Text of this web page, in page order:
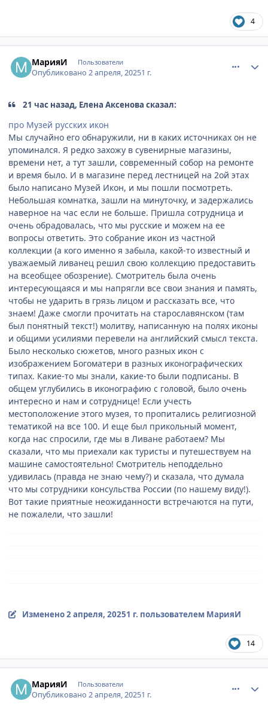
4
МарияИ Пользователи
Опубликовано2 апреля, 20251 г.
21 час назад, Елена Аксенова сказал:
про Музей русских икон
Мы случайно его обнаружили, ни в каких источниках он не
упоминался. Я редко захожу в сувенирные магазины,
времени нет, а тут зашли, современный собор на ремонте
и время было. И в магазине перед лестницей на 2ой этах
было написано Музей Икон, и мы пошли посмотреть.
Небольшая комнатка, зашли на минуточку, и задержались
наверное на час если не больше. Пришла сотрудница и
очень обрадовалась, что мы русские и можем на ее
вопросы ответить. Это собрание икон из частной
коллекции (а кого именно я забыла, какой-то известный и
уважаемый ливанец решил свою коллекцию предоставить
на всеобщее обозрение). Смотритель была очень
интересующаяся и мы напрягли все свои знания и память,
чтобы не ударить в грязь лицом и рассказать все, что
знаем! Даже смогли прочитать на старославянском (там
был понятный текст!) молитву, написанную на полях иконы
и общими усилиями перевели на английский смысл текста.
Было несколько сюжетов, много разных икон с
изображением Богоматери в разных иконографических
типах. Какие-то мы знали, какие-то были подписаны. В
общем углубились в иконографию с головой, было очень
интересно и нам и сотруднице! Если учесть
местоположение этого музея, то пропитались религиозной
тематикой на все 100. И еще был прикольный момент,
когда нас спросили, где мы в Ливане работаем? Мы
сказали, что мы приехали как туристы и путешествуем на
машине самостоятельно! Смотритель неподдельно
удивилась (правда не знаю чему?) и сказала, что думала
что мы сотрудники консульства России (по нашему виду!).
Вот такие приятные неожиданности встречаются на пути,
не пожалели, что зашли!
Изменено2 апреля, 20251 г. пользователем МарияИ
14
МарияИ Пользователи
Опубликовано2 апреля, 20251 г.